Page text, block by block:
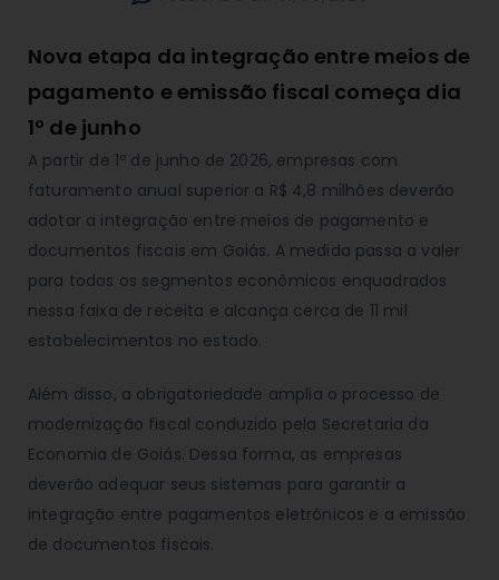
Nova etapa da integração entre meios de
pagamento e emissão fiscal começa dia
1º de junho
A partir de 1º de junho de 2026, empresas com
faturamento anual superior a R$ 4,8 milhões deverão
adotar a integração entre meios de pagamento e
documentos fiscais em Goiás. A medida passa a valer
para todos os segmentos econômicos enquadrados
nessa faixa de receita e alcança cerca de 11 mil
estabelecimentos no estado.
Além disso, a obrigatoriedade amplia o processo de
modernização fiscal conduzido pela Secretaria da
Economia de Goiás. Dessa forma, as empresas
deverão adequar seus sistemas para garantir a
integração entre pagamentos eletrônicos e a emissão
de documentos fiscais.